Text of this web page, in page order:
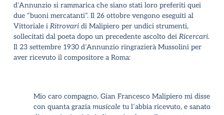
d’Annunzio si rammarica che siano stati loro preferiti quei
due “buoni mercatanti”. Il 26 ottobre vengono eseguiti al
Vittoriale i Ritrovari di Malipiero per undici strumenti,
sollecitati dal poeta dopo un precedente ascolto dei Ricercari.
Il 23 settembre 1930 d’Annunzio ringrazierà Mussoliniper
aver ricevuto il compositore a Roma:
Mio caro compagno, Gian Francesco Malipiero mi disse
con quanta grazia musicale tu l’abbia ricevuto, e sanato